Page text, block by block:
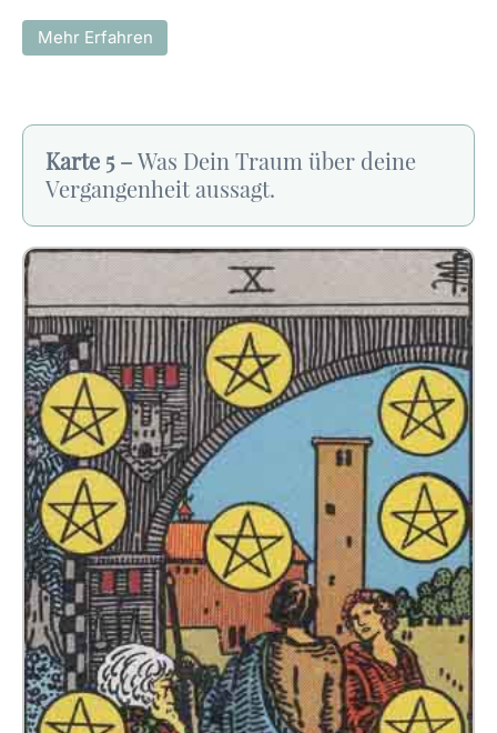
Mehr Erfahren
Karte 5 –Was Dein Traum über deine
Vergangenheit aussagt.